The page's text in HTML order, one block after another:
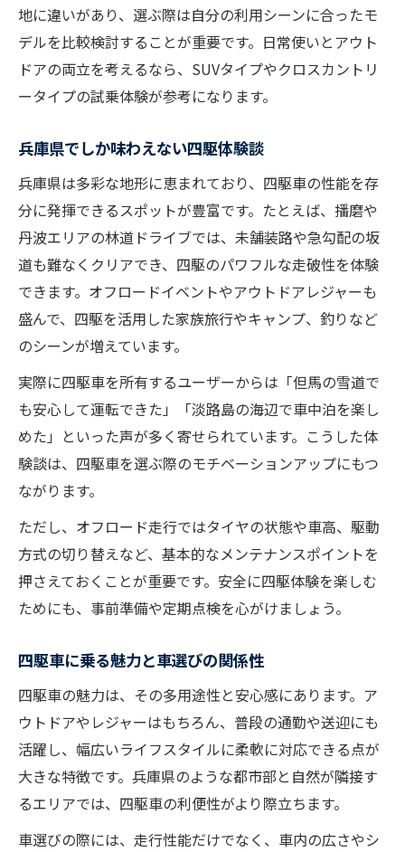
地に違いがあり、選ぶ際は自分の利用シーンに合ったモ
デルを比較検討することが重要です。日常使いとアウト
ドアの両立を考えるなら、SUVタイプやクロスカントリ
ータイプの試乗体験が参考になります。
兵庫県でしか味わえない四駆体験談
兵庫県は多彩な地形に恵まれており、四駆車の性能を存
分に発揮できるスポットが豊富です。たとえば、播磨や
丹波エリアの林道ドライブでは、未舗装路や急勾配の坂
道も難なくクリアでき、四駆のパワフルな走破性を体験
できます。オフロードイベントやアウトドアレジャーも
盛んで、四駆を活用した家族旅行やキャンプ、釣りなど
のシーンが増えています。
実際に四駆車を所有するユーザーからは「但馬の雪道で
も安心して運転できた」「淡路島の海辺で車中泊を楽し
めた」といった声が多く寄せられています。こうした体
験談は、四駆車を選ぶ際のモチベーションアップにもつ
ながります。
ただし、オフロード走行ではタイヤの状態や車高、駆動
方式の切り替えなど、基本的なメンテナンスポイントを
押さえておくことが重要です。安全に四駆体験を楽しむ
ためにも、事前準備や定期点検を心がけましょう。
四駆車に乗る魅力と車選びの関係性
四駆車の魅力は、その多用途性と安心感にあります。ア
ウトドアやレジャーはもちろん、普段の通勤や送迎にも
活躍し、幅広いライフスタイルに柔軟に対応できる点が
大きな特徴です。兵庫県のような都市部と自然が隣接す
るエリアでは、四駆車の利便性がより際立ちます。
車選びの際には、走行性能だけでなく、車内の広さやシ